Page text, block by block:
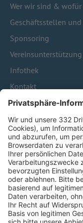
Wer wir sind &
Geschäftsstellen
Sponsoring
Vereinsunterstützung
Infothek
Kontakt
HÄUFIG
Pässe und
Trainerausbildung
Schulungsangebot
BFV-Geschäftsstellen
Trainerbörse
Login SpielPlus